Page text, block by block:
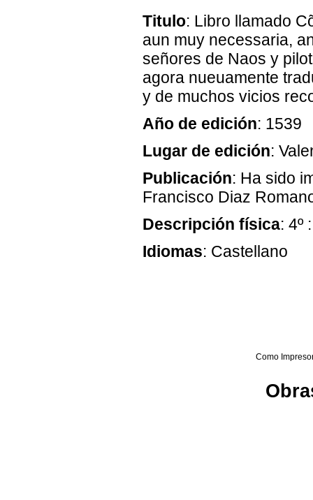
Titulo: Libro llamado
aun muy necessaria,
señores de Naos y
agora nueuamente
y de muchos vicios
Año de edición: 1539
Lugar de edición:
Publicación: Ha sido
Francisco Diaz
Descripción física: 4º
Idiomas: Castellano
Como